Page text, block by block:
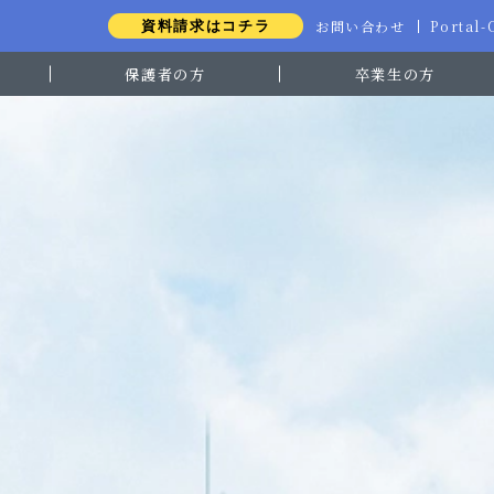
資料請求はコチラ お問い合わせ Portal-
保護者の方 卒業生の方